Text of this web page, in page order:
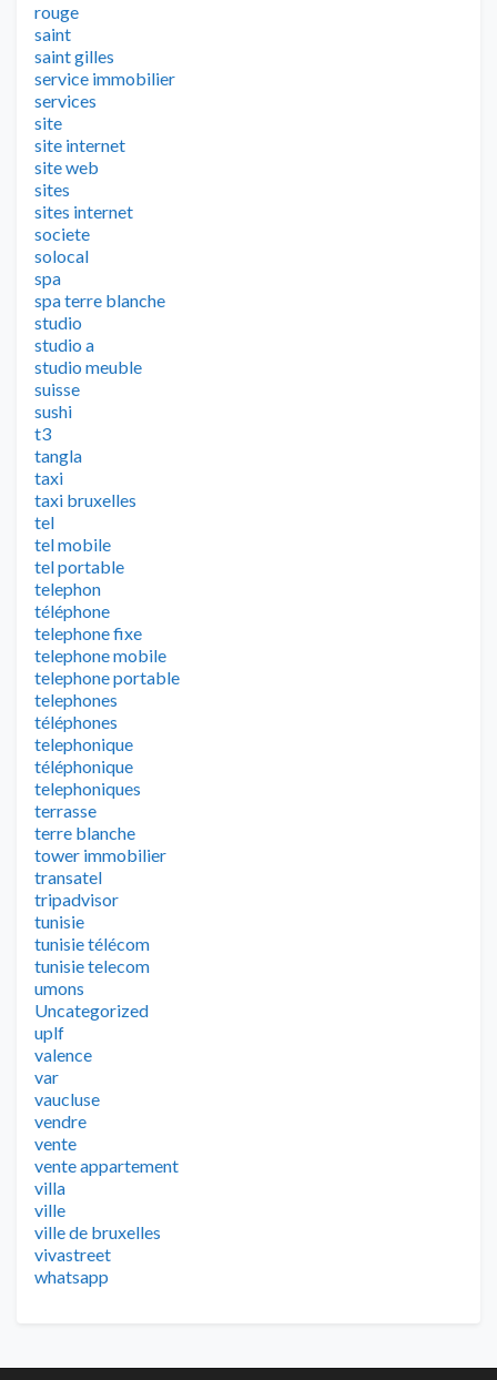
rouge
saint
saint gilles
service immobilier
services
site
site internet
site web
sites
sites internet
societe
solocal
spa
spa terre blanche
studio
studio a
studio meuble
suisse
sushi
t3
tangla
taxi
taxi bruxelles
tel
tel mobile
tel portable
telephon
téléphone
telephone fixe
telephone mobile
telephone portable
telephones
téléphones
telephonique
téléphonique
telephoniques
terrasse
terre blanche
tower immobilier
transatel
tripadvisor
tunisie
tunisie télécom
tunisie telecom
umons
Uncategorized
uplf
valence
var
vaucluse
vendre
vente
vente appartement
villa
ville
ville de bruxelles
vivastreet
whatsapp